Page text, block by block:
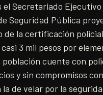
el Secretariado Ejecutivo
Seguridad Pública
de la certificación
3 mil pesos por
cuente con
y sin compromisos
la de velar por la